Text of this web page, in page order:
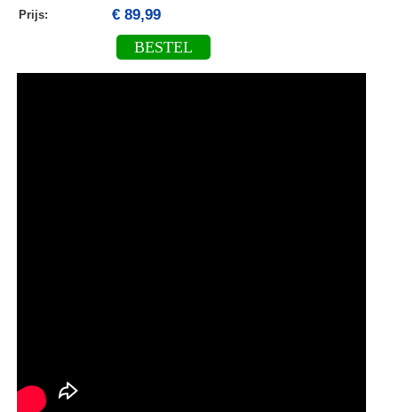
Prijs: € 89,99
BESTEL